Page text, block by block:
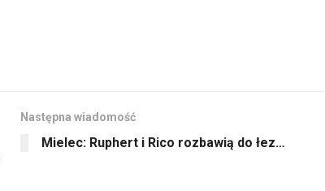
Następna wiadomość
Mielec: Ruphert i Rico rozbawią do łez…